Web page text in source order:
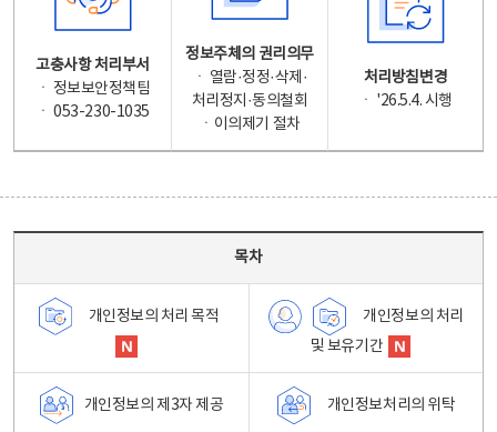
고충사항 처리부서
ㆍ 정보보안정책팀
ㆍ 053-230-1035
정보주체의 권리의무
ㆍ 열람·정정·삭제·
처리정지·동의철회
ㆍ이의제기 절차
처리방침변경
ㆍ '26.5.4. 시행
목차
개인정보의 처리 목적
개인정보의 처리
및 보유기간
개인정보의 제3자 제공 개인정보처리의 위탁